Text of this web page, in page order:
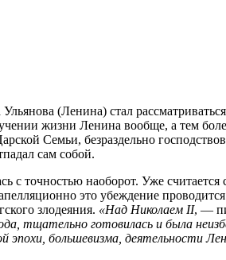
(Ленина) стал
жизни Ленина вообще, а тем
Семьи, безраздельно
сам собой.
с точностью наоборот. Уже
это убеждение
злодеяния. «Над Николаем II, —
тщательно готовилась и была
эпохи, большевизма, деятельности